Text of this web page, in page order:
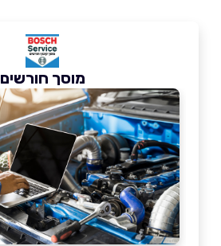
מוסך חורשים